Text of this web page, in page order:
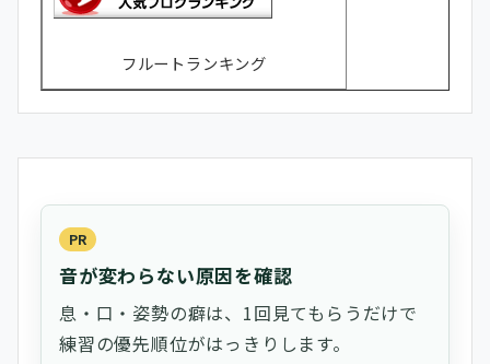
フルートランキング
PR
音が変わらない原因を確認
息・口・姿勢の癖は、1回見てもらうだけで
練習の優先順位がはっきりします。